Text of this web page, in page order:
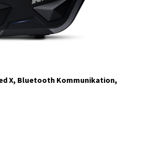
X, Bluetooth Kommunikation,